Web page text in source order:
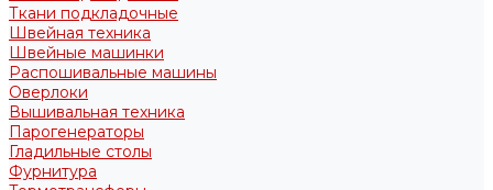
Ткани подкладочные
Швейная техника
Швейные машинки
Распошивальные машины
Оверлоки
Вышивальная техника
Парогенераторы
Гладильные столы
Фурнитура